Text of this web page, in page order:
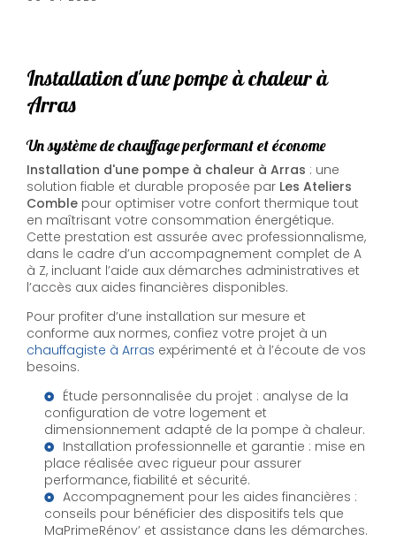
Installation d'une pompe à chaleur à
Arras
Un système de chauffage performant et économe
Installation d'une pompe à chaleur à Arras : une
solution fiable et durable proposée par Les Ateliers
Comble pour optimiser votre confort thermique tout
en maîtrisant votre consommation énergétique.
Cette prestation est assurée avec professionnalisme,
dans le cadre d’un accompagnement complet de A
à Z, incluant l’aide aux démarches administratives et
l’accès aux aides financières disponibles.
Pour profiter d’une installation sur mesure et
conforme aux normes, confiez votre projet à un
chauffagiste à Arras expérimenté et à l’écoute de vos
besoins.
Étude personnalisée du projet : analyse de la
configuration de votre logement et
dimensionnement adapté de la pompe à chaleur.
Installation professionnelle et garantie : mise en
place réalisée avec rigueur pour assurer
performance, fiabilité et sécurité.
Accompagnement pour les aides financières :
conseils pour bénéficier des dispositifs tels que
MaPrimeRénov’ et assistance dans les démarches.